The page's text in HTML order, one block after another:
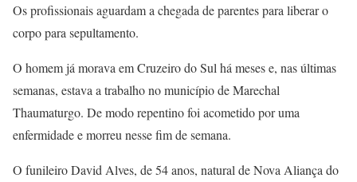
Os profissionais aguardam a chegada de parentes para liberar o
corpo para sepultamento.
O homem já morava em Cruzeiro do Sul há meses e, nas últimas
semanas, estava a trabalho no município de Marechal
Thaumaturgo. De modo repentino foi acometido por uma
enfermidade e morreu nesse fim de semana.
O funileiro David Alves, de 54 anos, natural de Nova Aliança do